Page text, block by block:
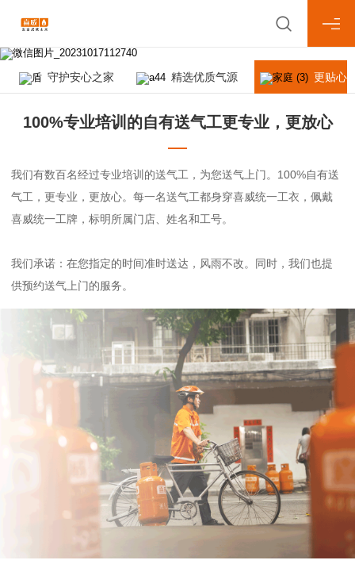
守护安心之家 精选优质气源 更贴心
100%专业培训的自有送气工更专业，更放心
我们有数百名经过专业培训的送气工，为您送气上门。100%自有送
气工，更专业，更放心。每一名送气工都身穿喜威统一工衣，佩戴
喜威统一工牌，标明所属门店、姓名和工号。
我们承诺：在您指定的时间准时送达，风雨不改。同时，我们也提
供预约送气上门的服务。